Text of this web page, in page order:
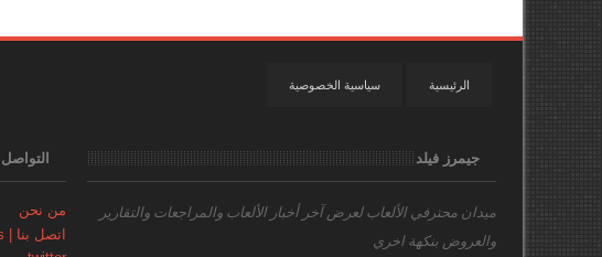
سياسية الخصوصية الرئيسية
جيمرز فيلد
ميدان محترفي الألعابلعرض آخر أخبار الألعاب والمراجعات والتقارير
والعروض بنكهة اخري
التواصل
من نحن
اتصل بنا | Contact us